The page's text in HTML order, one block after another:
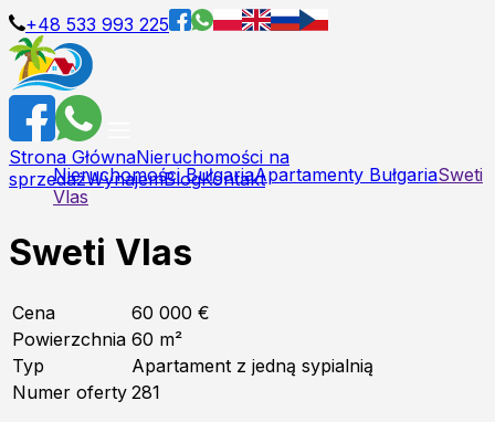
+48 533 993 225
Strona GłównaNieruchomości na
sprzedażWynajemBlogKontakt
Nieruchomości BułgariaApartamenty BułgariaSweti
Vlas
Sweti Vlas
Cena
60 000 €
Powierzchnia 60 m²
Typ
Apartament z jedną sypialnią
Numer oferty 281